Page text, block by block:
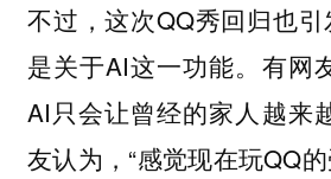
不过，这次QQ秀回归也
是关于AI这一功能。有网
AI只会让曾经的家人越来
友认为，“感觉现在玩QQ